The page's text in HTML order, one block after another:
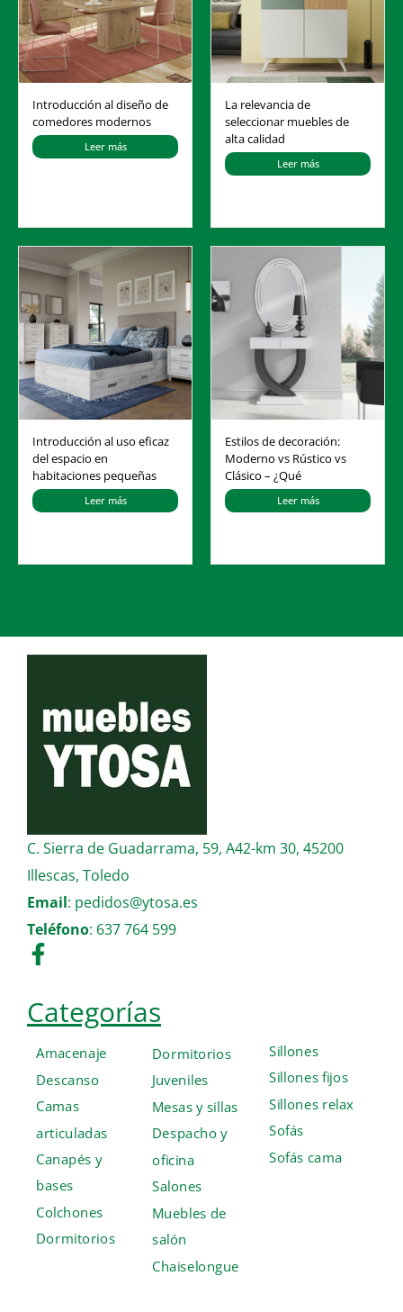
Introducción al diseño de
comedores modernos
Leer más
La relevancia de
seleccionar muebles de
alta calidad
Leer más
Introducción al uso eficaz
del espacio en
habitaciones pequeñas
Leer más
Estilos de decoración:
Moderno vs Rústico vs
Clásico – ¿Qué
Leer más
C. Sierra de Guadarrama, 59, A42-km 30, 45200
Illescas, Toledo
Email: pedidos@ytosa.es
Teléfono: 637 764 599
Categorías
Amacenaje
Descanso
Camas
articuladas
Canapés y
bases
Colchones
Dormitorios
Dormitorios
Juveniles
Mesas y sillas
Despacho y
oficina
Salones
Muebles de
salón
Chaiselongue
Sillones
Sillones fijos
Sillones relax
Sofás
Sofás cama